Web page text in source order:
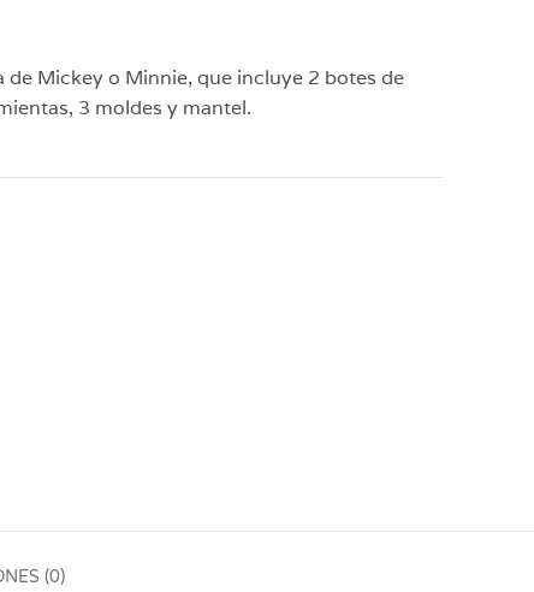
Mickey o Minnie, que incluye 2 botes de
3 moldes y mantel.
(0)